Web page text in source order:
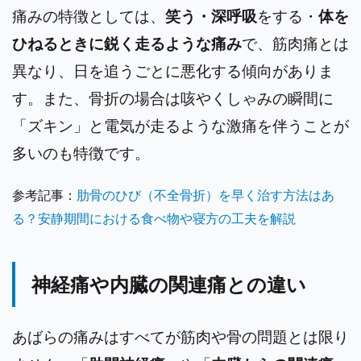
痛みの特徴としては、 笑う・深呼吸をする・ 体を
ひねるときに鋭く走るような痛みで、筋肉痛とは
異なり、日を追うごとに悪化する傾向がありま
す。また、骨折の場合は咳やくしゃみの瞬間に
「ズキン」と電気が走るような激痛を伴うことが
多いのも特徴です。
参考記事： 肋骨のひび（不全骨折）を早く治す方法はあ
る？安静期間における食べ物や寝方の工夫を解説
神経痛や内臓の関連痛との違い
あばらの痛みはすべてが筋肉や骨の問題とは限り